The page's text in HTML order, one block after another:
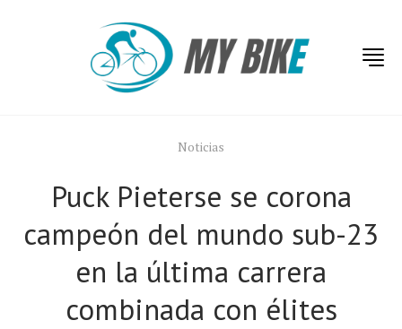
Noticias
Puck Pieterse se corona
campeón del mundo sub-23
en la última carrera
combinada con élites